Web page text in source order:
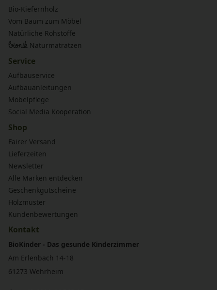
Bio-Kiefernholz
Vom Baum zum Möbel
Natürliche Rohstoffe
bionik Naturmatratzen
Service
Aufbauservice
Aufbauanleitungen
Möbelpflege
Social Media Kooperation
Shop
Fairer Versand
Lieferzeiten
Newsletter
Alle Marken entdecken
Geschenkgutscheine
Holzmuster
Kundenbewertungen
Kontakt
BioKinder - Das gesunde Kinderzimmer
Am Erlenbach 14-18
61273 Wehrheim